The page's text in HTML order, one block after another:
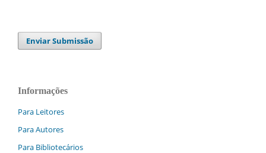
Enviar Submissão
Informações
Para Leitores
Para Autores
Para Bibliotecários